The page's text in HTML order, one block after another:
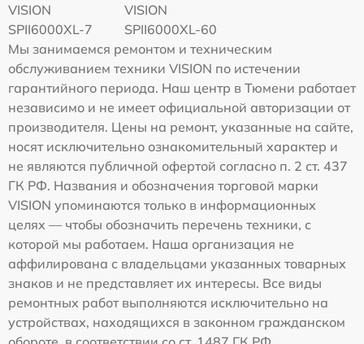
VISION
SPII6000XL-7
VISION
SPII6000XL-60
Мы занимаемся ремонтом и техническим
обслуживанием техники VISION по истечении
гарантийного периода. Наш центр в Тюмени работает
независимо и не имеет официальной авторизации от
производителя. Цены на ремонт, указанные на сайте,
носят исключительно ознакомительный характер и
не являются публичной офертой согласно п. 2 ст. 437
ГК РФ. Названия и обозначения торговой марки
VISION упоминаются только в информационных
целях — чтобы обозначить перечень техники, с
которой мы работаем. Наша организация не
аффилирована с владельцами указанных товарных
знаков и не представляет их интересы. Все виды
ремонтных работ выполняются исключительно на
устройствах, находящихся в законном гражданском